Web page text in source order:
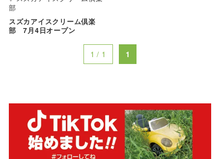
部
スズカアイスクリーム倶楽
部 7月4日オープン
1 / 1 1